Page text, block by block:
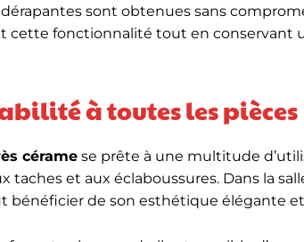
sont obtenues sans
cette fonctionnalité tout en
à toutes les pièces
cérame se prête à une multitude
taches et aux éclaboussures. Dans la
bénéficier de son esthétique élégante